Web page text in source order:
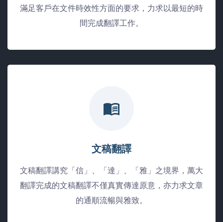
滿足客戶在文件時效性方面的要求，力求以最短的時
間完成翻譯工作。
文稿翻譯
文稿翻譯講究「信」、「達」、「雅」之境界，萬大
翻譯完成的文稿翻譯不僅真實傳達原意，亦力求文章
的通順流暢與雅致。